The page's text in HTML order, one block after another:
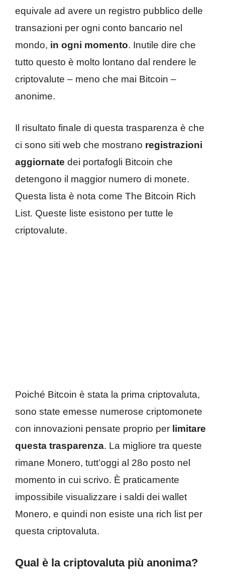
equivale ad avere un registro pubblico delle
transazioni per ogni conto bancario nel
mondo, in ogni momento. Inutile dire che
tutto questo è molto lontano dal rendere le
criptovalute – meno che mai Bitcoin –
anonime.
Il risultato finale di questa trasparenza è che
ci sono siti web che mostrano registrazioni
aggiornate dei portafogli Bitcoin che
detengono il maggior numero di monete.
Questa lista è nota come The Bitcoin Rich
List. Queste liste esistono per tutte le
criptovalute.
Poiché Bitcoin è stata la prima criptovaluta,
sono state emesse numerose criptomonete
con innovazioni pensate proprio per limitare
questa trasparenza. La migliore tra queste
rimane Monero, tutt’oggi al 28o posto nel
momento in cui scrivo. È praticamente
impossibile visualizzare i saldi dei wallet
Monero, e quindi non esiste una rich list per
questa criptovaluta.
Qual è la criptovaluta più anonima?